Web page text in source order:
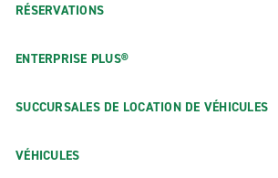
RÉSERVATIONS
ENTERPRISE PLUS®
SUCCURSALES DE LOCATION DE VÉHICULES
VÉHICULES